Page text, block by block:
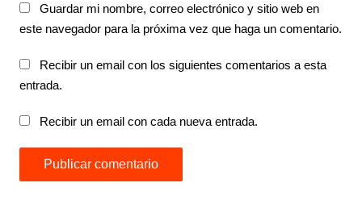
Guardar mi nombre, correo electrónico y sitio web en
este navegador para la próxima vez que haga un comentario.
Recibir un email con los siguientes comentarios a esta
entrada.
Recibir un email con cada nueva entrada.